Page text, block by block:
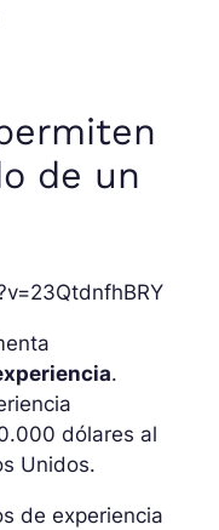
de un
.
dólares al
Unidos.
de experiencia